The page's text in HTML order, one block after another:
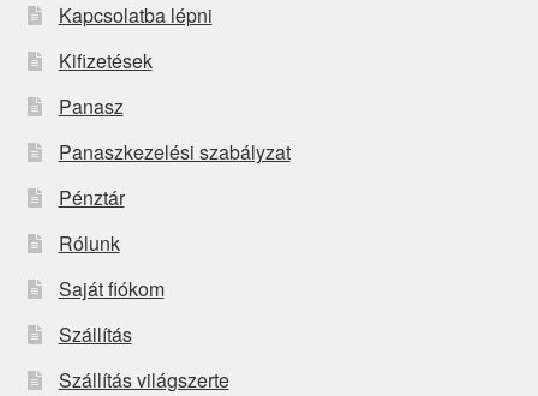
Kapcsolatba lépni
Kifizetések
Panasz
Panaszkezelési szabályzat
Pénztár
Rólunk
Saját fiókom
Szállítás
Szállítás világszerte